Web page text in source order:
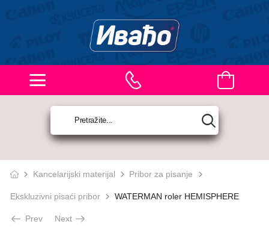
Kancelarijski materijal Pribor za pisanje
Ekskluzivni pisaći pribor WATERMAN roler HEMISPHERE
Prev Next